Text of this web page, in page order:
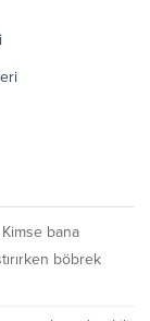
Kimse bana
böbrek